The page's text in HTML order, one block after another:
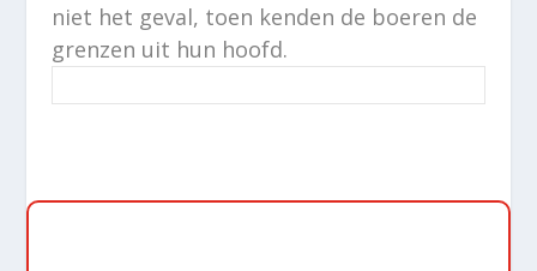
niet het geval, toen kenden de boeren de
grenzen uit hun hoofd.